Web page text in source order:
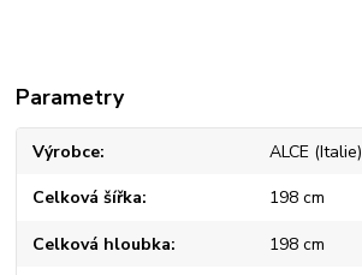
Parametry
Výrobce ALCE (Italie)
Celková šířka 198 cm
Celková hloubka 198 cm